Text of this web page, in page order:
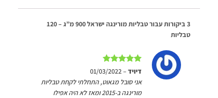
3 ביקורות עבור
טבליות מורינגה ישראל 900 מ”ג – 120
טבליות
דורג5 מתוך
דיויד –
01/03/2022
אני סובל מגאוט, התחלתי לקחת טבליות
מורינגה ב-2015 ומאז לא היה אפילו